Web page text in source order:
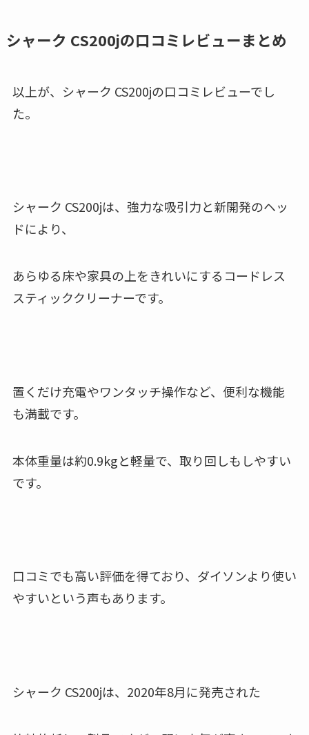
シャーク CS200jの口コミレビューまとめ
以上が、シャーク CS200jの口コミレビューでし
た。
シャーク CS200jは、強力な吸引力と新開発のヘッ
ドにより、
あらゆる床や家具の上をきれいにするコードレス
スティッククリーナーです。
置くだけ充電やワンタッチ操作など、便利な機能
も満載です。
本体重量は約0.9kgと軽量で、取り回しもしやすい
です。
口コミでも高い評価を得ており、ダイソンより使い
やすいという声もあります。
シャーク CS200jは、2020年8月に発売された